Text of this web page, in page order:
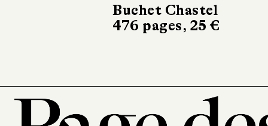
Buchet Chastel
476 pages, 25 €